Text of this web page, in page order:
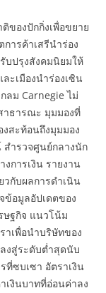
ของปักกิ่งเพื่อขยาย
ารค้าเสรีนำร่อง
บปรุงสังคมนิยมให้
ะเมืองนำร่องเซิน
ม Carnegie ไม่
าธารณะ มุมมองที่
สะท้อนถึงมุมมอง
สำรวจศูนย์กลางนัก
การเงิน รายงาน
วกับผลการดำเนิน
ข้อมูลอัปเดตของ
ษฐกิจ แนวโน้ม
าเพื่อนำบริษัทของ
งสู่ระดับต่ำสุดนับ
ที่ซบเซา อัตราเงิน
เงินบาทที่อ่อนค่าลง